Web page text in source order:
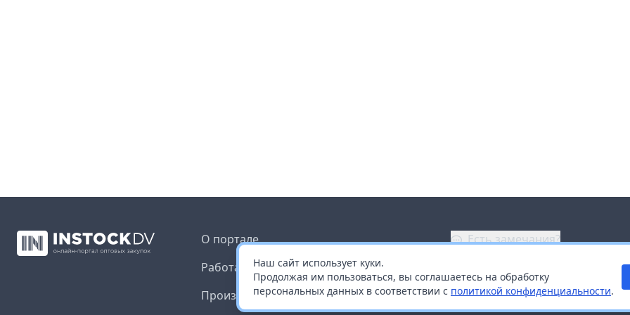
Наш сайт использует куки.
Продолжая им пользоваться, вы соглашаетесь на обработку
персональных данных в соответствии с политикой конфиденциальности.
О портале
Работа с платформой
Производителям и дистрибьюторам
Есть замечания?
Заказать звонок